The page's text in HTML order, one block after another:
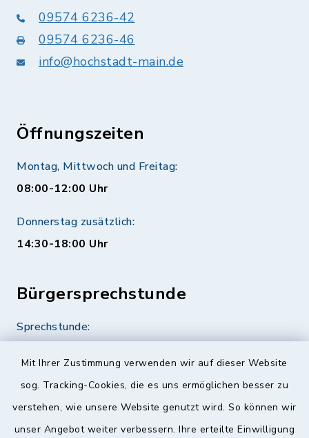
Mit Ihrer Zustimmung verwenden wir auf dieser Website
sog. Tracking-Cookies, die es uns ermöglichen besser zu
verstehen, wie unsere Website genutzt wird. So können wir
unser Angebot weiter verbessern. Ihre erteilte Einwilligung
09574 6236-42
09574 6236-46
info@hochstadt-main.de
Öffnungszeiten
Montag, Mittwoch und Freitag:
08:00-12:00 Uhr
Donnerstag zusätzlich:
14:30-18:00 Uhr
Bürgersprechstunde
Sprechstunde:
Quicklinks